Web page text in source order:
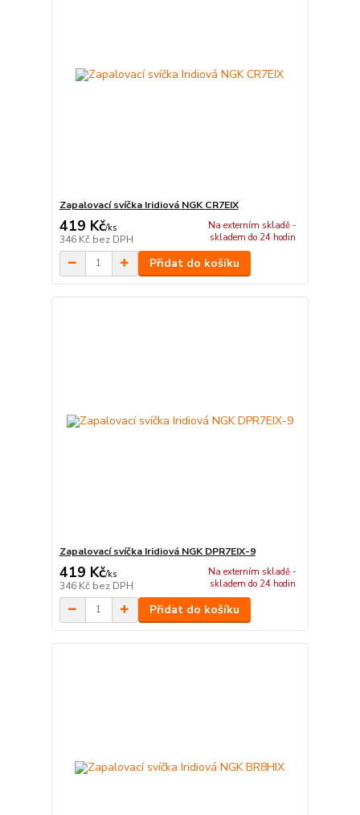
Zapalovací svíčka Iridiová NGK CR7EIX
419 Kč/ks
346 Kč bez DPH
Na externím skladě -
skladem do 24 hodin
Přidat do košíku
Zapalovací svíčka Iridiová NGK DPR7EIX-9
419 Kč/ks
346 Kč bez DPH
Na externím skladě -
skladem do 24 hodin
Přidat do košíku